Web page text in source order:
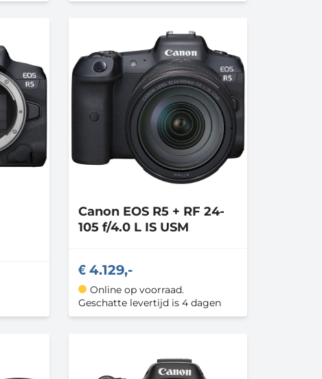
Canon EOS R5 + RF 24-
105 f/4.0 L IS USM
4.129,-
Online op voorraad.
Geschatte levertijd is 4 dagen